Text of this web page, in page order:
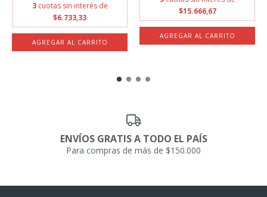
3 cuotas sin interés de
$6.733,33
$15.666,67
ENVÍOS GRATIS A TODO EL PAÍS
Para compras de más de $150.000